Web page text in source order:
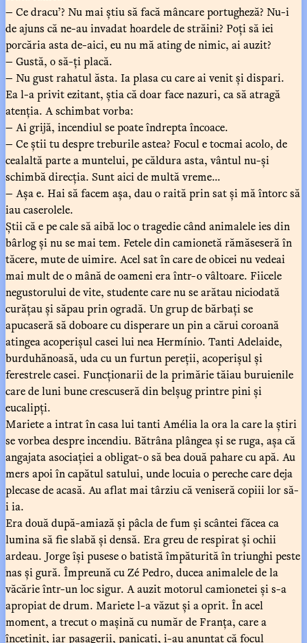
— Ce dracu’? Nu mai știu să facă mâncare portugheză? Nu-i
de ajuns că ne-au invadat hoardele de străini? Poți să iei
porcăria asta de-aici, eu nu mă ating de nimic, ai auzit?
— Gustă, o să-ți placă.
— Nu gust rahatul ăsta. Ia plasa cu care ai venit și dispari.
Ea l-a privit ezitant, știa că doar face nazuri, ca să atragă
atenția. A schimbat vorba:
— Ai grijă, incendiul se poate îndrepta încoace.
— Ce știi tu despre treburile astea? Focul e tocmai acolo, de
cealaltă parte a muntelui, pe căldura asta, vântul nu-și
schimbă direcția. Sunt aici de multă vreme...
— Așa e. Hai să facem așa, dau o raită prin sat și mă întorc să
iau caserolele.
Știi că e pe cale să aibă loc o tragedie când animalele ies din
bârlog și nu se mai tem. Fetele din camionetă rămăseseră în
tăcere, mute de uimire. Acel sat în care de obicei nu vedeai
mai mult de o mână de oameni era într-o vâltoare. Fiicele
negustorului de vite, studente care nu se arătau niciodată
curățau și săpau prin ogradă. Un grup de bărbați se
apucaseră să doboare cu disperare un pin a cărui coroană
atingea acoperișul casei lui nea Hermínio. Tanti Adelaide,
burduhănoasă, uda cu un furtun pereții, acoperișul și
ferestrele casei. Funcționarii de la primărie tăiau buruienile
care de luni bune crescuseră din belșug printre pini și
eucalipți.
Mariete a intrat în casa lui tanti Amélia la ora la care la știri
se vorbea despre incendiu. Bătrâna plângea și se ruga, așa că
angajata asociației a obligat-o să bea două pahare cu apă. Au
mers apoi în capătul satului, unde locuia o pereche care deja
plecase de acasă. Au aflat mai târziu că veniseră copiii lor să-
i ia.
Era două după-amiază și pâcla de fum și scântei făcea ca
lumina să fie slabă și densă. Era greu de respirat și ochii
ardeau. Jorge își pusese o batistă împăturită în triunghi peste
nas și gură. Împreună cu Zé Pedro, ducea animalele de la
văcărie într-un loc sigur. A auzit motorul camionetei și s-a
apropiat de drum. Mariete l-a văzut și a oprit. În acel
moment, a trecut o mașină cu număr de Franța, care a
încetinit, iar pasagerii, panicați, i-au anunțat că focul